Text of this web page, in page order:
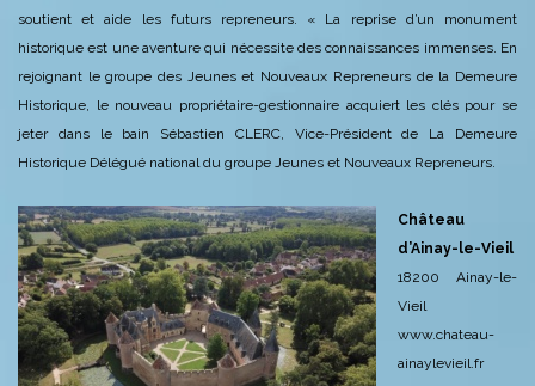
soutient et aide les futurs repreneurs.
« La reprise d’un monument
historique est une aventure qui nécessite des connaissances immenses. En
rejoignant le groupe des Jeunes et Nouveaux Repreneurs de la Demeure
Historique, le nouveau propriétaire-gestionnaire acquiert les clés pour se
jeter dans le bain Sébastien CLERC, Vice-Président de La Demeure
Historique Délégué national du groupe Jeunes et Nouveaux Repreneurs.
Château
d’Ainay-le-Vieil
18200 Ainay-le-
Vieil
www.chateau-
ainaylevieil.fr